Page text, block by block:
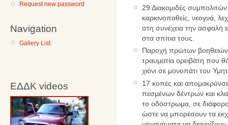
Request new password
Navigation
Gallery List
ΕΔΔΚ videos
29 Διακομιδές
καρκινοπαθείς, νεογνά,
στη συνέχεια την ασφαλή
στα σπίτια τους.
Παροχή πρώτων
τραυματία ορειβάτη που
χιόνι σε μονοπάτι του
17 κοπές και
πεσμένων δέντρων και
το οδόστρωμα, σε
ώστε να μπορέσουν τα